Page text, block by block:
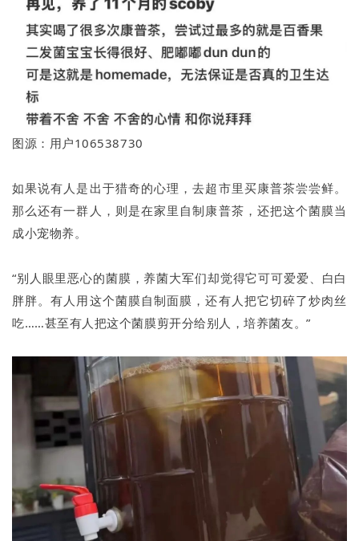
图源：用户106538730
如果说有人是出于猎奇的心理，去超市里买康普茶尝尝鲜。
那么还有一群人，则是在家里自制康普茶，还把这个菌膜当
成小宠物养。
“别人眼里恶心的菌膜，养菌大军们却觉得它可可爱爱、白白
胖胖。有人用这个菌膜自制面膜，还有人把它切碎了炒肉丝
吃……甚至有人把这个菌膜剪开分给别人，培养菌友。”